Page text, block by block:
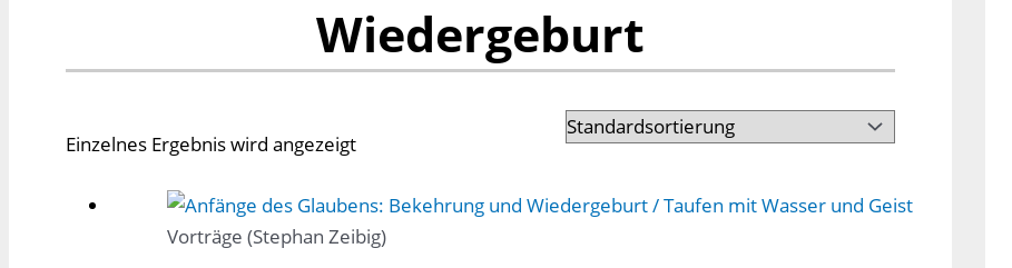
Wiedergeburt
Einzelnes Ergebnis wird angezeigt
Vorträge (Stephan Zeibig)